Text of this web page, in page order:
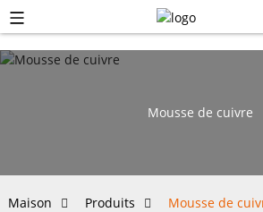
Mousse de cuivre
Maison Produits Mousse de